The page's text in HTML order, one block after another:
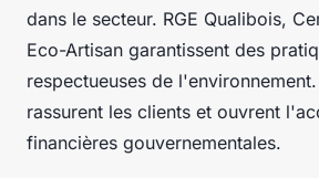
dans le secteur. RGE Qualibois,
Eco-Artisan garantissent des
respectueuses de
rassurent les clients et ouvrent
financières gouvernementales.